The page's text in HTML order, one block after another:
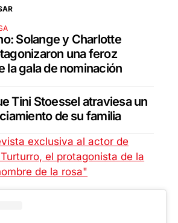
Solange y Charlotte
una feroz
la gala de nominación
Tini Stoessel atraviesa un
de su familia
exclusiva al actor de
el protagonista de la
de la rosa"